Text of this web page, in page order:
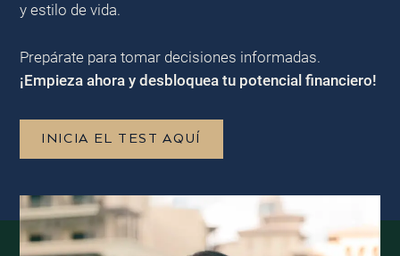
y estilo de vida.
Prepárate para tomar decisiones informadas.
¡Empieza ahora y desbloquea tu potencial financiero!
INICIA EL TEST AQUÍ